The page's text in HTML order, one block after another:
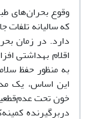
وقوع بحران‌‌های
که سالیانه تلفات
دارد. در زمان
اقلام بهداشتی
به‌ منظور حفظ
این اساس، یک
خون تحت
دربرگیرنده